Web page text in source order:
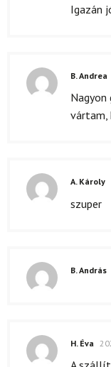
Igazán
B. Andrea
Nagyon
vártam,
A. Károly
szuper
B. András
H. Éva